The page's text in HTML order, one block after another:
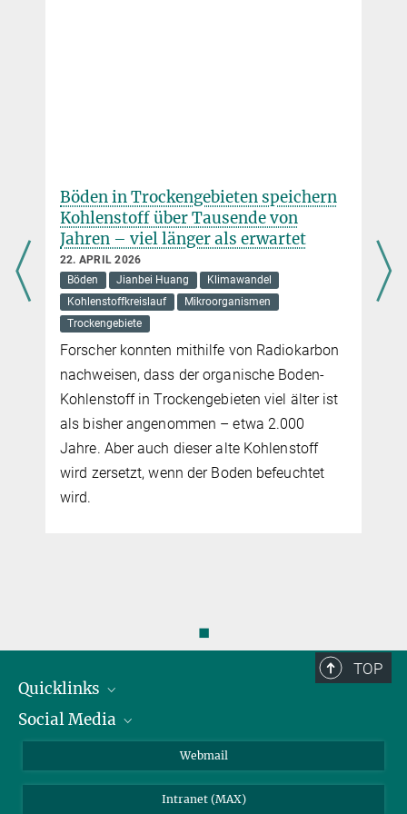
Böden in Trockengebieten speichern
Kohlenstoff über Tausende von
Jahren – viel länger als erwartet
22. APRIL 2026
Böden
Jianbei Huang
Klimawandel
Kohlenstoffkreislauf
Mikroorganismen
Trockengebiete
Forscher konnten mithilfe von Radiokarbon
nachweisen, dass der organische Boden-
Kohlenstoff in Trockengebieten viel älter ist
als bisher angenommen – etwa 2.000
Jahre. Aber auch dieser alte Kohlenstoff
wird zersetzt, wenn der Boden befeuchtet
wird.
◼
TOP
Quicklinks
IMPRS Graduiertenschule
Social Media
BlueSky
Webmail
Intranet (MAX)